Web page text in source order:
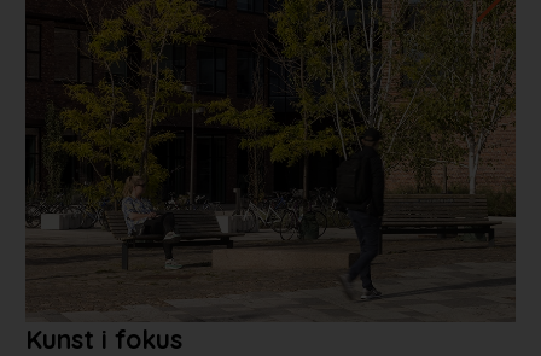
Kunst i fokus